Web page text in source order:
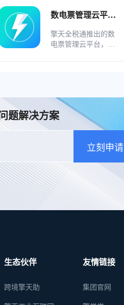
数电票管理云平台
业
擎天全税通推出的数
电票管理云平台，是
息采集模式，为企业
构建全量自有发票池
和数字化文件本地存
题解决方案
立刻申请
生态伙伴
跨境擎天助
友情链接
集团官网